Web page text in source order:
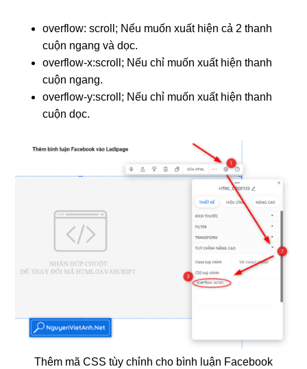
overflow: scroll; Nếu muốn xuất hiện cả 2 thanh
cuộn ngang và dọc.
overflow-x:scroll; Nếu chỉ muốn xuất hiện thanh
cuộn ngang.
overflow-y:scroll; Nếu chỉ muốn xuất hiện thanh
cuộn dọc.
Thêm mã CSS tùy chỉnh cho bình luận Facebook